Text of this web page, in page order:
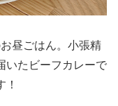
昼ごはん。小張精
いたビーフカレーで